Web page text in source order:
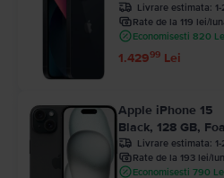
Livrare estimata:
Rate de la 119 lei/
Economisesti 820
1.42999 Lei
Apple iPhone 15
Black, 128 GB,
Livrare estimata:
Rate de la 193 lei/
Economisesti 790